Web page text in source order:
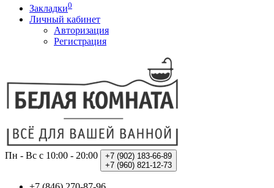
Закладки0
Личный кабинет
Авторизация
Регистрация
Пн - Вс с 10:00 - 20:00 +7 (902) 183-66-89
+7 (960) 821-12-73